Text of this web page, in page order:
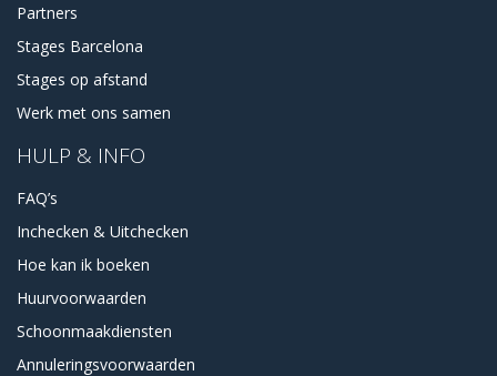
Partners
Stages Barcelona
Stages op afstand
Werk met ons samen
HULP & INFO
FAQ’s
Inchecken & Uitchecken
Hoe kan ik boeken
Huurvoorwaarden
Schoonmaakdiensten
Annuleringsvoorwaarden